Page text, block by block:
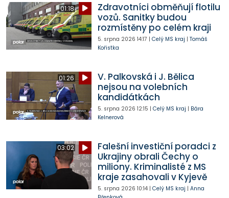
01:18
Zdravotníci obměňují flotilu
vozů. Sanitky budou
rozmístěny po celém kraji
5. srpna 2026 14:17 | Celý MS kraj | Tomáš
Kořistka
01:26
V. Palkovská i J. Bělica
nejsou na volebních
kandidátkách
5. srpna 2026 12:15 | Celý MS kraj | Bára
Kelnerová
03:02
Falešní investiční poradci z
Ukrajiny obrali Čechy o
miliony. Kriminalisté z MS
kraje zasahovali v Kyjevě
5. srpna 2026 10:14| Celý MS kraj | Anna